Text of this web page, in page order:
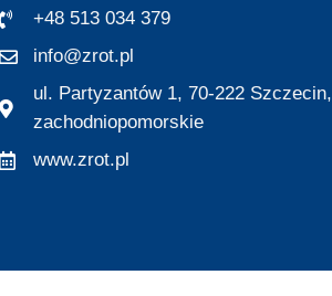
+48 513 034 379
info@zrot.pl
ul. Partyzantów 1, 70-222 Szczecin,
zachodniopomorskie
www.zrot.pl